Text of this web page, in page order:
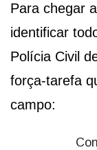
Para chegar
identificar
Polícia Civil
força-tarefa
campo: